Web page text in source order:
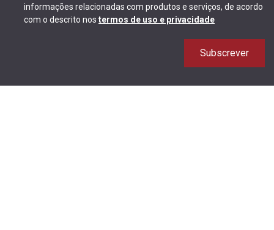
informações relacionadas com produtos e serviços, de acordo
com o descrito nos termos de uso e privacidade
Subscrever